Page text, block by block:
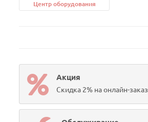
Центр оборудования
Акция
Скидка 2% на онлайн-заказ